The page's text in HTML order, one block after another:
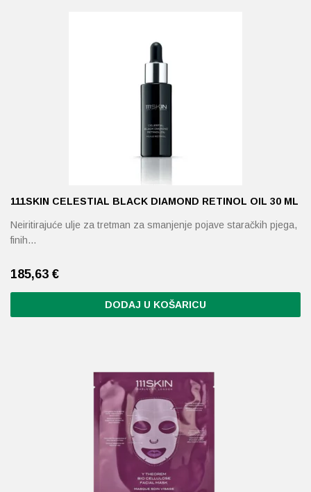
111SKIN CELESTIAL BLACK DIAMOND RETINOL OIL 30 ML
Neiritirajuće ulje za tretman za smanjenje pojave staračkih pjega,
finih…
185,63 €
DODAJ U KOŠARICU